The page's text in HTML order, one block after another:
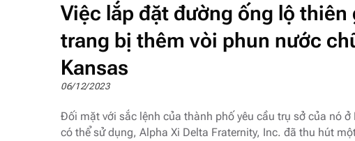
Việc lắp đặt đường ống lộ
trang bị thêm vòi phun nước
Kansas
06/12/2023
Đối mặt với sắc lệnh của thành phố yêu cầu trụ sở của nó
có thể sử dụng, Alpha Xi Delta Fraternity, Inc. đã thu hút